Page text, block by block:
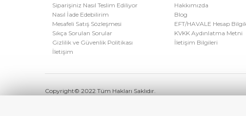
Siparişiniz Nasıl Teslim Ediliyor
Nasıl İade Edebilirim
Mesafeli Satış Sözleşmesi
Sıkça Sorulan Sorular
Gizlilik ve Güvenlik Politikası
İletişim
Hakkımızda
Blog
EFT/HAVALE Hesap
KVKK Aydınlatma Metni
İletişim Bilgileri
Copyright© 2022 Tüm Hakları Saklıdır.